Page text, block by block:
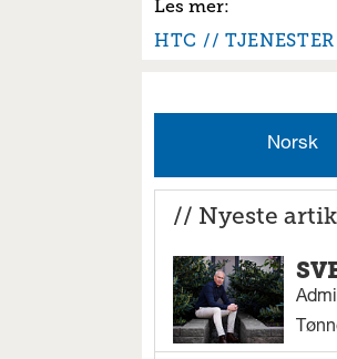
HTC TJENESTER
Norsk
// Nyeste